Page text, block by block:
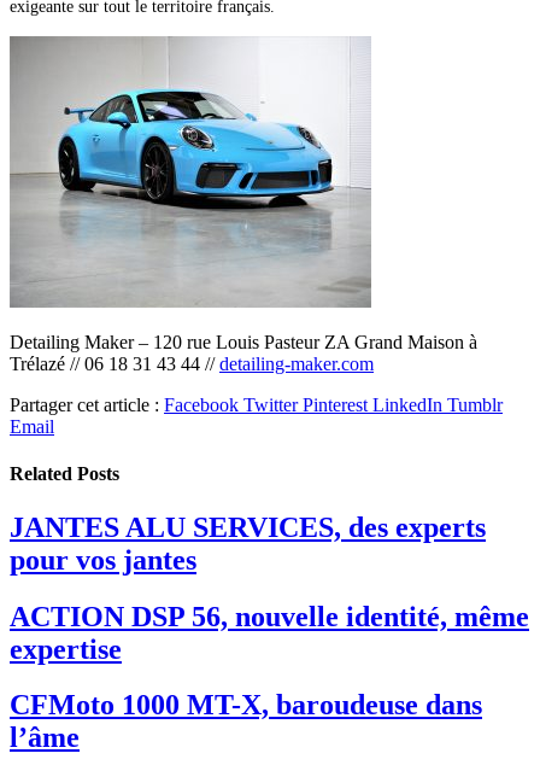
exigeante sur tout le territoire français.
Detailing Maker – 120 rue Louis Pasteur ZA Grand Maison à
Trélazé // 06 18 31 43 44 //detailing-maker.com
Partager cet article : Facebook Twitter Pinterest LinkedIn Tumblr
Email
Related Posts
JANTES ALU SERVICES, des experts
pour vos jantes
ACTION DSP 56, nouvelle identité, même
expertise
CFMoto 1000 MT-X, baroudeuse dans
l’âme